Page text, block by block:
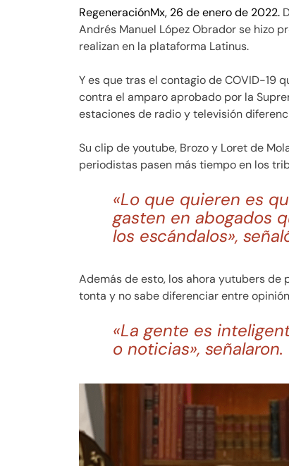
RegeneraciónMx, 26 de enero de 2022.
Andrés Manuel López Obrador se hizo
realizan en la plataforma Latinus.
Y es que tras el contagio de COVID-19
contra el amparo aprobado por la
estaciones de radio y televisión
Su clip de youtube, Brozo y Loret de
periodistas pasen más tiempo en los
«Lo que quieren es
gasten en abogados
los escándalos»,
Además de esto, los ahora yutubers
tonta y no sabe diferenciar entre
«La gente es
o noticias», señalaron.